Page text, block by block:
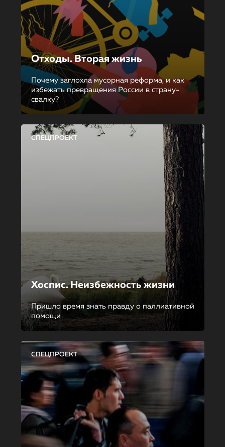
Отходы. Вторая жизнь
Почему заглохла мусорная реформа, и как
избежать превращения России в страну-
свалку?
СПЕЦПРОЕКТ
Хоспис. Неизбежность жизни
Пришло время знать правду о паллиативной
помощи
СПЕЦПРОЕКТ